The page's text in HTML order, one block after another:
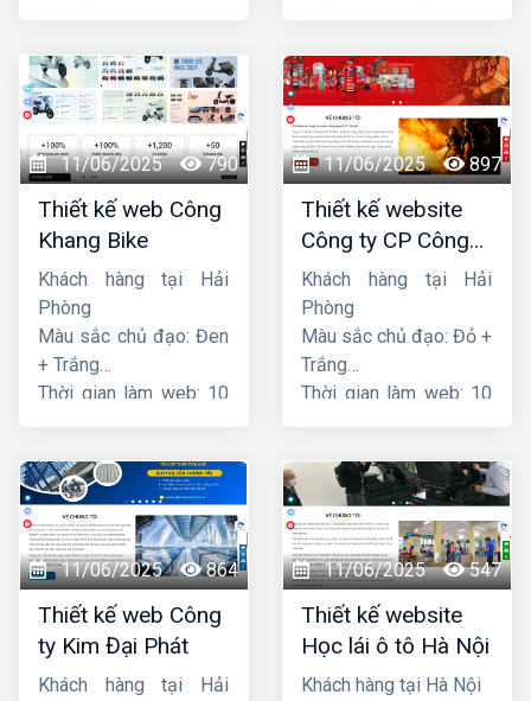
11/06/2025 790
Thiết kế web Công
Khang Bike
Khách hàng tại Hải
Phòng
Màu sắc chủ đạo: Đen
+ Trắng
Thời gian làm web: 10
11/06/2025 897
Thiết kế website
Công ty CP Công
nghệ PCCC Bắc Hà
Khách hàng tại Hải
Phòng
Màu sắc chủ đạo: Đỏ +
Trắng
Thời gian làm web: 10
11/06/2025 864
Thiết kế web Công
ty Kim Đại Phát
Khách hàng tại Hải
11/06/2025 547
Thiết kế website
Học lái ô tô Hà Nội
Khách hàng tại Hà Nội